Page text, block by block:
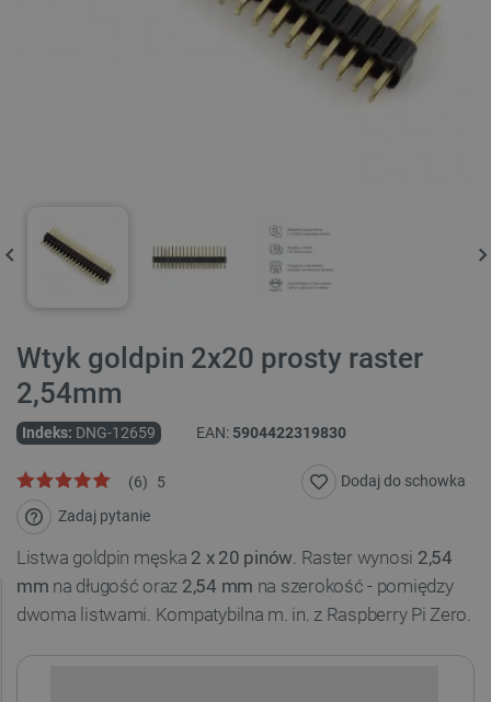
Wtyk goldpin 2x20 prosty raster
2,54mm
Indeks: DNG-12659 EAN: 5904422319830
5
(6)
Zadaj pytanie
Dodaj do schowka
Listwa goldpin męska 2 x 20 pinów. Raster wynosi 2,54
mm na długość oraz 2,54 mm na szerokość - pomiędzy
dwoma listwami. Kompatybilna m. in. z Raspberry Pi Zero.